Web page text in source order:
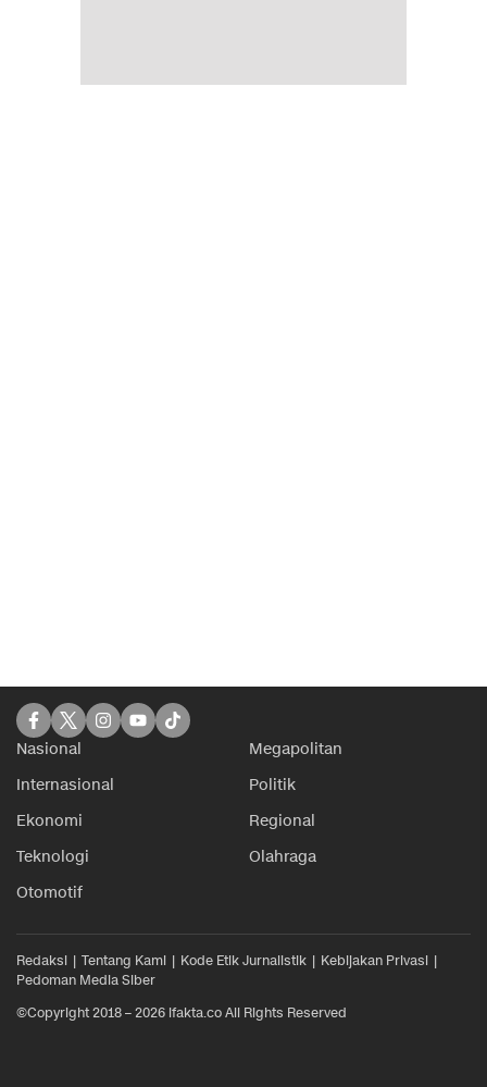
Nasional
Megapolitan
Internasional
Politik
Ekonomi
Regional
Teknologi
Olahraga
Otomotif
Redaksi Tentang Kami Kode Etik Jurnalistik
Kebijakan Privasi
Pedoman Media Siber
©Copyright 2018 – 2026 ifakta.co All Rights Reserved